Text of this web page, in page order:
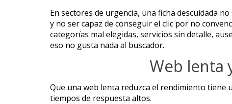
En sectores de urgencia, una ficha descuidada
y no ser capaz de conseguir el clic por no
categorías mal elegidas, servicios sin detalle,
eso no gusta nada al buscador.
Web lenta
Que una web lenta reduzca el rendimiento tiene
tiempos de respuesta altos.